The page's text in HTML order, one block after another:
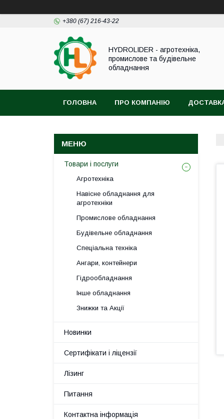
+380 (67) 216-43-22
HYDROLIDER - агротехніка,
промислове та будівельне
обладнання
ГОЛОВНА ПРО КОМПАНІЮ
Товари і послуги
Агротехніка
Навісне обладнання для
агротехніки
Промислове обладнання
Будівельне обладнання
Спеціальна техніка
Ангари, контейнери
Гідрообладнання
Інше обладнання
Знижки та Акції
Новинки
Сертифікати і ліцензії
Лізинг
Питання
Контактна інформація